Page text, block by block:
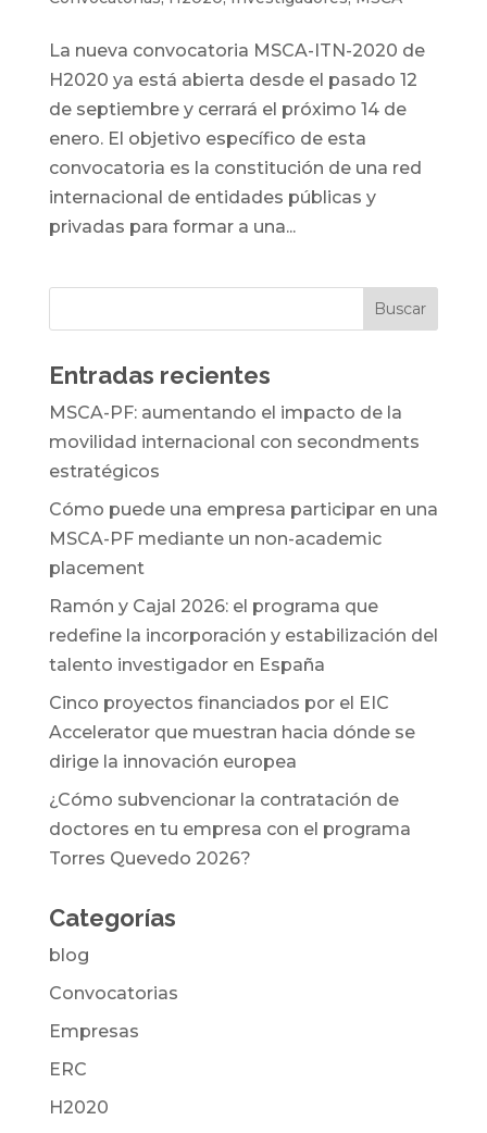
La nueva convocatoria MSCA-ITN-2020 de
H2020 ya está abierta desde el pasado 12
de septiembre y cerrará el próximo 14 de
enero. El objetivo específico de esta
convocatoria es la constitución de una red
internacional de entidades públicas y
privadas para formar a una...
Entradas recientes
MSCA-PF: aumentando el impacto de la
movilidad internacional con secondments
estratégicos
Cómo puede una empresa participar en una
MSCA-PF mediante un non-academic
placement
Ramón y Cajal 2026: el programa que
redefine la incorporación y estabilización del
talento investigador en España
Cinco proyectos financiados por el EIC
Accelerator que muestran hacia dónde se
dirige la innovación europea
¿Cómo subvencionar la contratación de
doctores en tu empresa con el programa
Torres Quevedo 2026?
Categorías
blog
Convocatorias
Empresas
ERC
H2020